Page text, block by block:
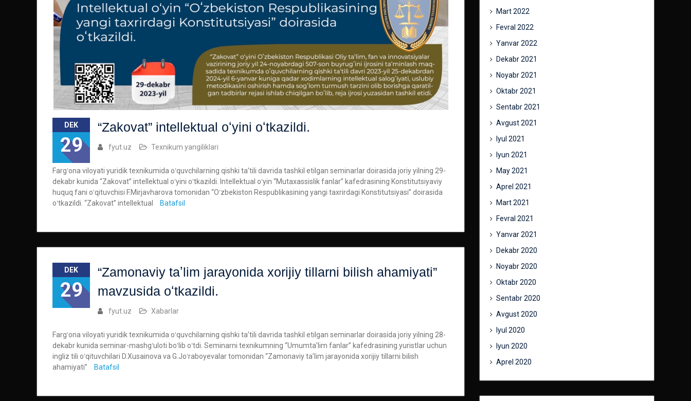
DEK
29
“Zakovat” intellektual oʻyini oʻtkazildi.
fyut.uz Texnikum yangiliklari
Fargʻona viloyati yuridik texnikumida oʻquvchilarning qishki taʼtili davrida tashkil etilgan seminarlar doirasida joriy yilning 29-
dekabr kunida “Zakovat” intellektual oʻyini oʻtkazildi. Intellektual oʻyin “Mutaxassislik fanlar” kafedrasining Konstitutsiyaviy
huquq fani oʻqituvchisi F.Mirjavharova tomonidan “Oʻzbekiston Respublikasining yangi taxrirdagi Konstitutsiyasi” doirasida
oʻtkazildi. “Zakovat” intellektual
Batafsil
DEK
29
“Zamonaviy taʼlim jarayonida xorijiy tillarni bilish ahamiyati”
mavzusida oʻtkazildi.
fyut.uz Xabarlar
Fargʻona viloyati yuridik texnikumida oʻquvchilarning qishki taʼtili davrida tashkil etilgan seminarlar doirasida joriy yilning 28-
dekabr kunida seminar-mashgʻuloti boʻlib oʻtdi. Seminarni texnikumning “Umumtaʼlim fanlar” kafedrasining yuristlar uchun
ingliz tili oʻqituvchilari D.Xusainova va G.Joʻraboyevalar tomonidan “Zamonaviy taʼlim jarayonida xorijiy tillarni bilish
ahamiyati”
Batafsil
Mart 2022
Fevral 2022
Yanvar 2022
Dekabr 2021
Noyabr 2021
Oktabr 2021
Sentabr 2021
Avgust 2021
Iyul 2021
Iyun 2021
May 2021
Aprel 2021
Mart 2021
Fevral 2021
Yanvar 2021
Dekabr 2020
Noyabr 2020
Oktabr 2020
Sentabr 2020
Avgust 2020
Iyul 2020
Iyun 2020
Aprel 2020